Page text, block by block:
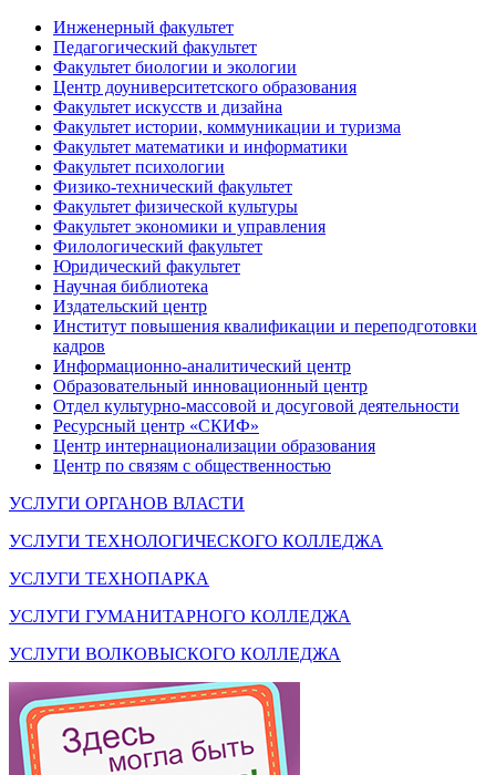
Инженерный факультет
Педагогический факультет
Факультет биологии и экологии
Центр доуниверситетского образования
Факультет искусств и дизайна
Факультет истории, коммуникации и туризма
Факультет математики и информатики
Факультет психологии
Физико-технический факультет
Факультет физической культуры
Факультет экономики и управления
Филологический факультет
Юридический факультет
Научная библиотека
Издательский центр
Институт повышения квалификации и переподготовки
кадров
Информационно-аналитический центр
Образовательный инновационный центр
Отдел культурно-массовой и досуговой деятельности
Ресурсный центр «СКИФ»
Центр интернационализации образования
Центр по связям с общественностью
УСЛУГИ ОРГАНОВ ВЛАСТИ
УСЛУГИ ТЕХНОЛОГИЧЕСКОГО КОЛЛЕДЖА
УСЛУГИ ТЕХНОПАРКА
УСЛУГИ ГУМАНИТАРНОГО КОЛЛЕДЖА
УСЛУГИ ВОЛКОВЫСКОГО КОЛЛЕДЖА